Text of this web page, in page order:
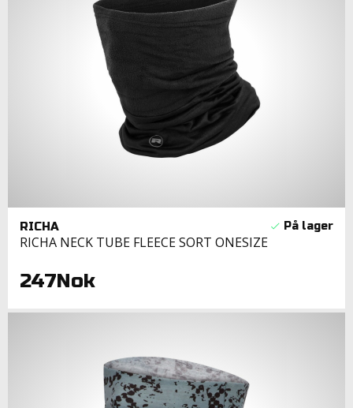
RICHA
RICHA NECK TUBE FLEECE SORT ONESIZE
247Nok